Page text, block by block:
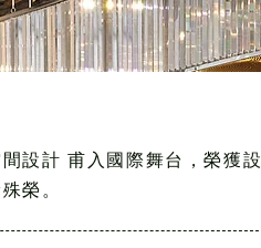
設計 甫入國際舞台，榮獲設
榮。